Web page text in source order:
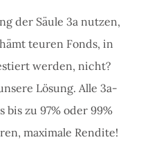
der Säule 3a nutzen,
teuren Fonds, in
werden, nicht?
Lösung. Alle 3a-
zu 97% oder 99%
maximale Rendite!